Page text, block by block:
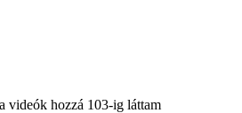
videók hozzá 103-ig láttam